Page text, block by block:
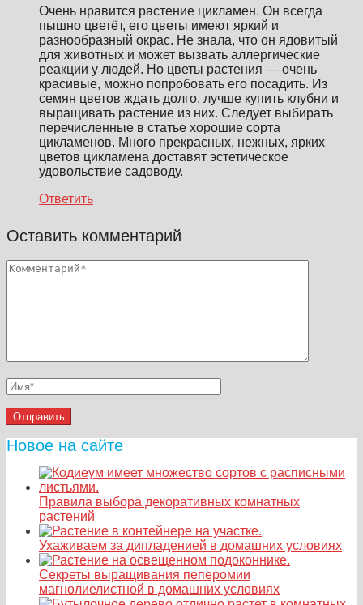
Очень нравится растение цикламен. Он всегда
пышно цветёт, его цветы имеют яркий и
разнообразный окрас. Не знала, что он ядовитый
для животных и может вызвать аллергические
реакции у людей. Но цветы растения — очень
красивые, можно попробовать его посадить. Из
семян цветов ждать долго, лучше купить клубни и
выращивать растение из них. Следует выбирать
перечисленные в статье хорошие сорта
цикламенов. Много прекрасных, нежных, ярких
цветов цикламена доставят эстетическое
удовольствие садоводу.
Ответить
Оставить комментарий
Новое на сайте
Правила выбора декоративных комнатных
растений
Ухаживаем за дипладенией в домашних условиях
Секреты выращивания пеперомии
магнолиелистной в домашних условиях